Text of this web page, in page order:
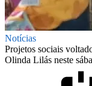
Notícias
Projetos sociais
Olinda Lilás neste